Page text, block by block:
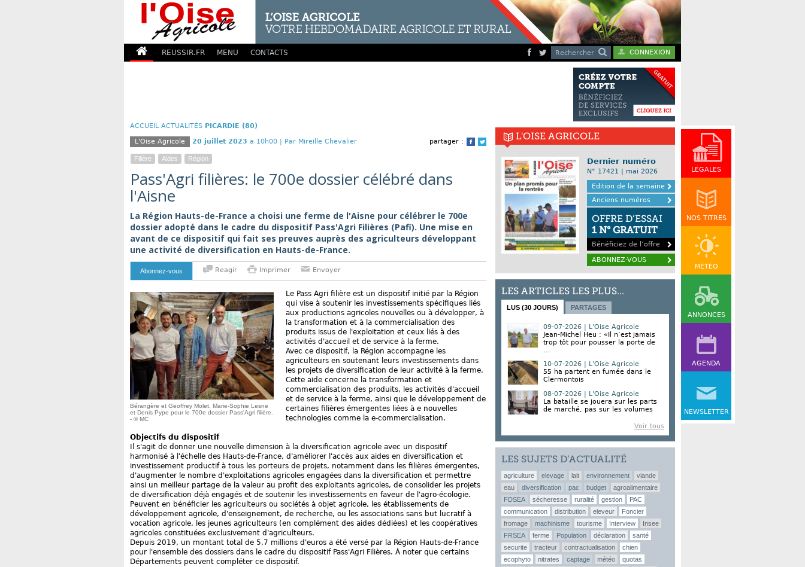
REUSSIR.FR MENU CONTACTS Rechercher CONNEXION
LÉGALES
NOS TITRES
MÉTÉO
ANNONCES
AGENDA
NEWSLETTER
ACCUEIL ACTUALITÉS PICARDIE (80)
partager :
Facebook
Twitter
L'Oise Agricole 20 juillet 2023 a 10h00 | Par Mireille Chevalier
Filière Aides Région
Pass'Agri filières: le 700e dossier célébré dans
l'Aisne
La Région Hauts-de-France a choisi une ferme de l'Aisne pour célébrer le 700e
dossier adopté dans le cadre du dispositif Pass'Agri Filières (Pafi). Une mise en
avant de ce dispositif qui fait ses preuves auprès des agriculteurs développant
une activité de diversification en Hauts-de-France.
Abonnez-vous Reagir Imprimer Envoyer
Bérangère et Geoffrey Molet, Marie-Sophie Lesne
et Denis Pype pour le 700e dossier Pass'Agri filière.
- © MC
Le Pass Agri filière est un dispositif initié par la Région
qui vise à soutenir les investissements spécifiques liés
aux productions agricoles nouvelles ou à développer, à
la transformation et à la commercialisation des
produits issus de l'exploitation et ceux liés à des
activités d'accueil et de service à la ferme.
Avec ce dispositif, la Région accompagne les
agriculteurs en soutenant leurs investissements dans
les projets de diversification de leur activité à la ferme.
Cette aide concerne la transformation et
commercialisation des produits, les activités d'accueil
et de service à la ferme, ainsi que le développement de
certaines filières émergentes liées à e nouvelles
technologies comme la e-commercialisation.
Objectifs du dispositif
Il s'agit de donner une nouvelle dimension à la diversification agricole avec un dispositif
harmonisé à l'échelle des Hauts-de-France, d'améliorer l'accès aux aides en diversification et
investissement productif à tous les porteurs de projets, notamment dans les filières émergentes,
d'augmenter le nombre d'exploitations agricoles engagées dans la diversification et permettre
ainsi un meilleur partage de la valeur au profit des exploitants agricoles, de consolider les projets
de diversification déjà engagés et de soutenir les investissements en faveur de l'agro-écologie.
Peuvent en bénéficier les agriculteurs ou sociétés à objet agricole, les établissements de
développement agricole, d'enseignement, de recherche, ou les associations sans but lucratif à
vocation agricole, les jeunes agriculteurs (en complément des aides dédiées) et les coopératives
agricoles constituées exclusivement d'agriculteurs.
Depuis 2019, un montant total de 5,7 millions d'euros a été versé par la Région Hauts-de-France
pour l'ensemble des dossiers dans le cadre du dispositif Pass'Agri Filières. À noter que certains
Départements peuvent compléter ce dispositif.
L'OISE AGRICOLE
Dernier numéro
N° 17421 | mai 2026
Edition de la semaine
Anciens numéros
OFFRE D’ESSAI
1 N° GRATUIT
Bénéficiez de l’offre
ABONNEZ-VOUS
LES ARTICLES LES PLUS...
LUS (30 JOURS) PARTAGES
09-07-2026 | L'Oise Agricole
Jean-Michel Heu : «Il n’est jamais
trop tôt pour pousser la porte de
...
10-07-2026 | L'Oise Agricole
55 ha partent en fumée dans le
Clermontois
08-07-2026 | L'Oise Agricole
La bataille se jouera sur les parts
de marché, pas sur les volumes
Voir tous
LES SUJETS D’ACTUALITÉ
agriculture elevage lait environnement
viande
eau
diversification pac budget
agroalimentaire
FDSEA
sécheresse ruralité gestion
PAC
communication
distribution eleveur
Foncier
fromage
machinisme tourisme Interview
Insee
FRSEA
ferme Population déclaration
santé
securite
tracteur contractualisation
chien
ecophyto
nitrates captage météo
quotas